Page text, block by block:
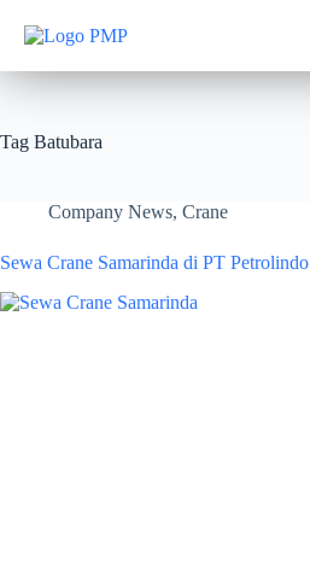
Tag Batubara
Company News, Crane
Sewa Crane Samarinda di PT